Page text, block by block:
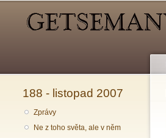
188 - listopad 2007
Zprávy
Ne z toho světa, ale v něm